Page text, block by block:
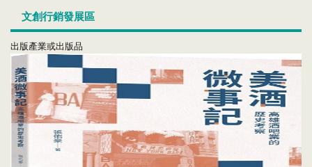
文創行銷發展區
出版產業或出版品